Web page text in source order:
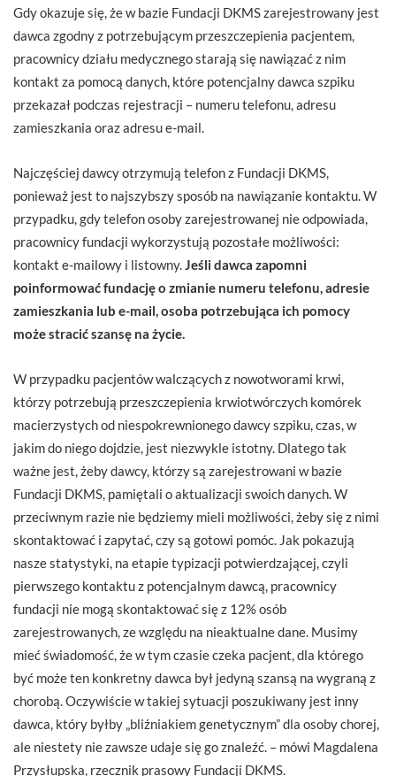
Gdy okazuje się, że w bazie Fundacji DKMS zarejestrowany jest
dawca zgodny z potrzebującym przeszczepienia pacjentem,
pracownicy działu medycznego starają się nawiązać z nim
kontakt za pomocą danych, które potencjalny dawca szpiku
przekazał podczas rejestracji – numeru telefonu, adresu
zamieszkania oraz adresu e-mail.
Najczęściej dawcy otrzymują telefon z Fundacji DKMS,
ponieważ jest to najszybszy sposób na nawiązanie kontaktu. W
przypadku, gdy telefon osoby zarejestrowanej nie odpowiada,
pracownicy fundacji wykorzystują pozostałe możliwości:
kontakt e-mailowy i listowny. Jeśli dawca zapomni
poinformować fundację o zmianie numeru telefonu, adresie
zamieszkania lub e-mail, osoba potrzebująca ich pomocy
może stracić szansę na życie.
W przypadku pacjentów walczących z nowotworami krwi,
którzy potrzebują przeszczepienia krwiotwórczych komórek
macierzystych od niespokrewnionego dawcy szpiku, czas, w
jakim do niego dojdzie, jest niezwykle istotny. Dlatego tak
ważne jest, żeby dawcy, którzy są zarejestrowani w bazie
Fundacji DKMS, pamiętali o aktualizacji swoich danych. W
przeciwnym razie nie będziemy mieli możliwości, żeby się z nimi
skontaktować i zapytać, czy są gotowi pomóc. Jak pokazują
nasze statystyki, na etapie typizacji potwierdzającej, czyli
pierwszego kontaktu z potencjalnym dawcą, pracownicy
fundacji nie mogą skontaktować się z 12% osób
zarejestrowanych, ze względu na nieaktualne dane. Musimy
mieć świadomość, że w tym czasie czeka pacjent, dla którego
być może ten konkretny dawca był jedyną szansą na wygraną z
chorobą. Oczywiście w takiej sytuacji poszukiwany jest inny
dawca, który byłby „bliźniakiem genetycznym” dla osoby chorej,
ale niestety nie zawsze udaje się go znaleźć. – mówi Magdalena
Przysłupska, rzecznik prasowy Fundacji DKMS.